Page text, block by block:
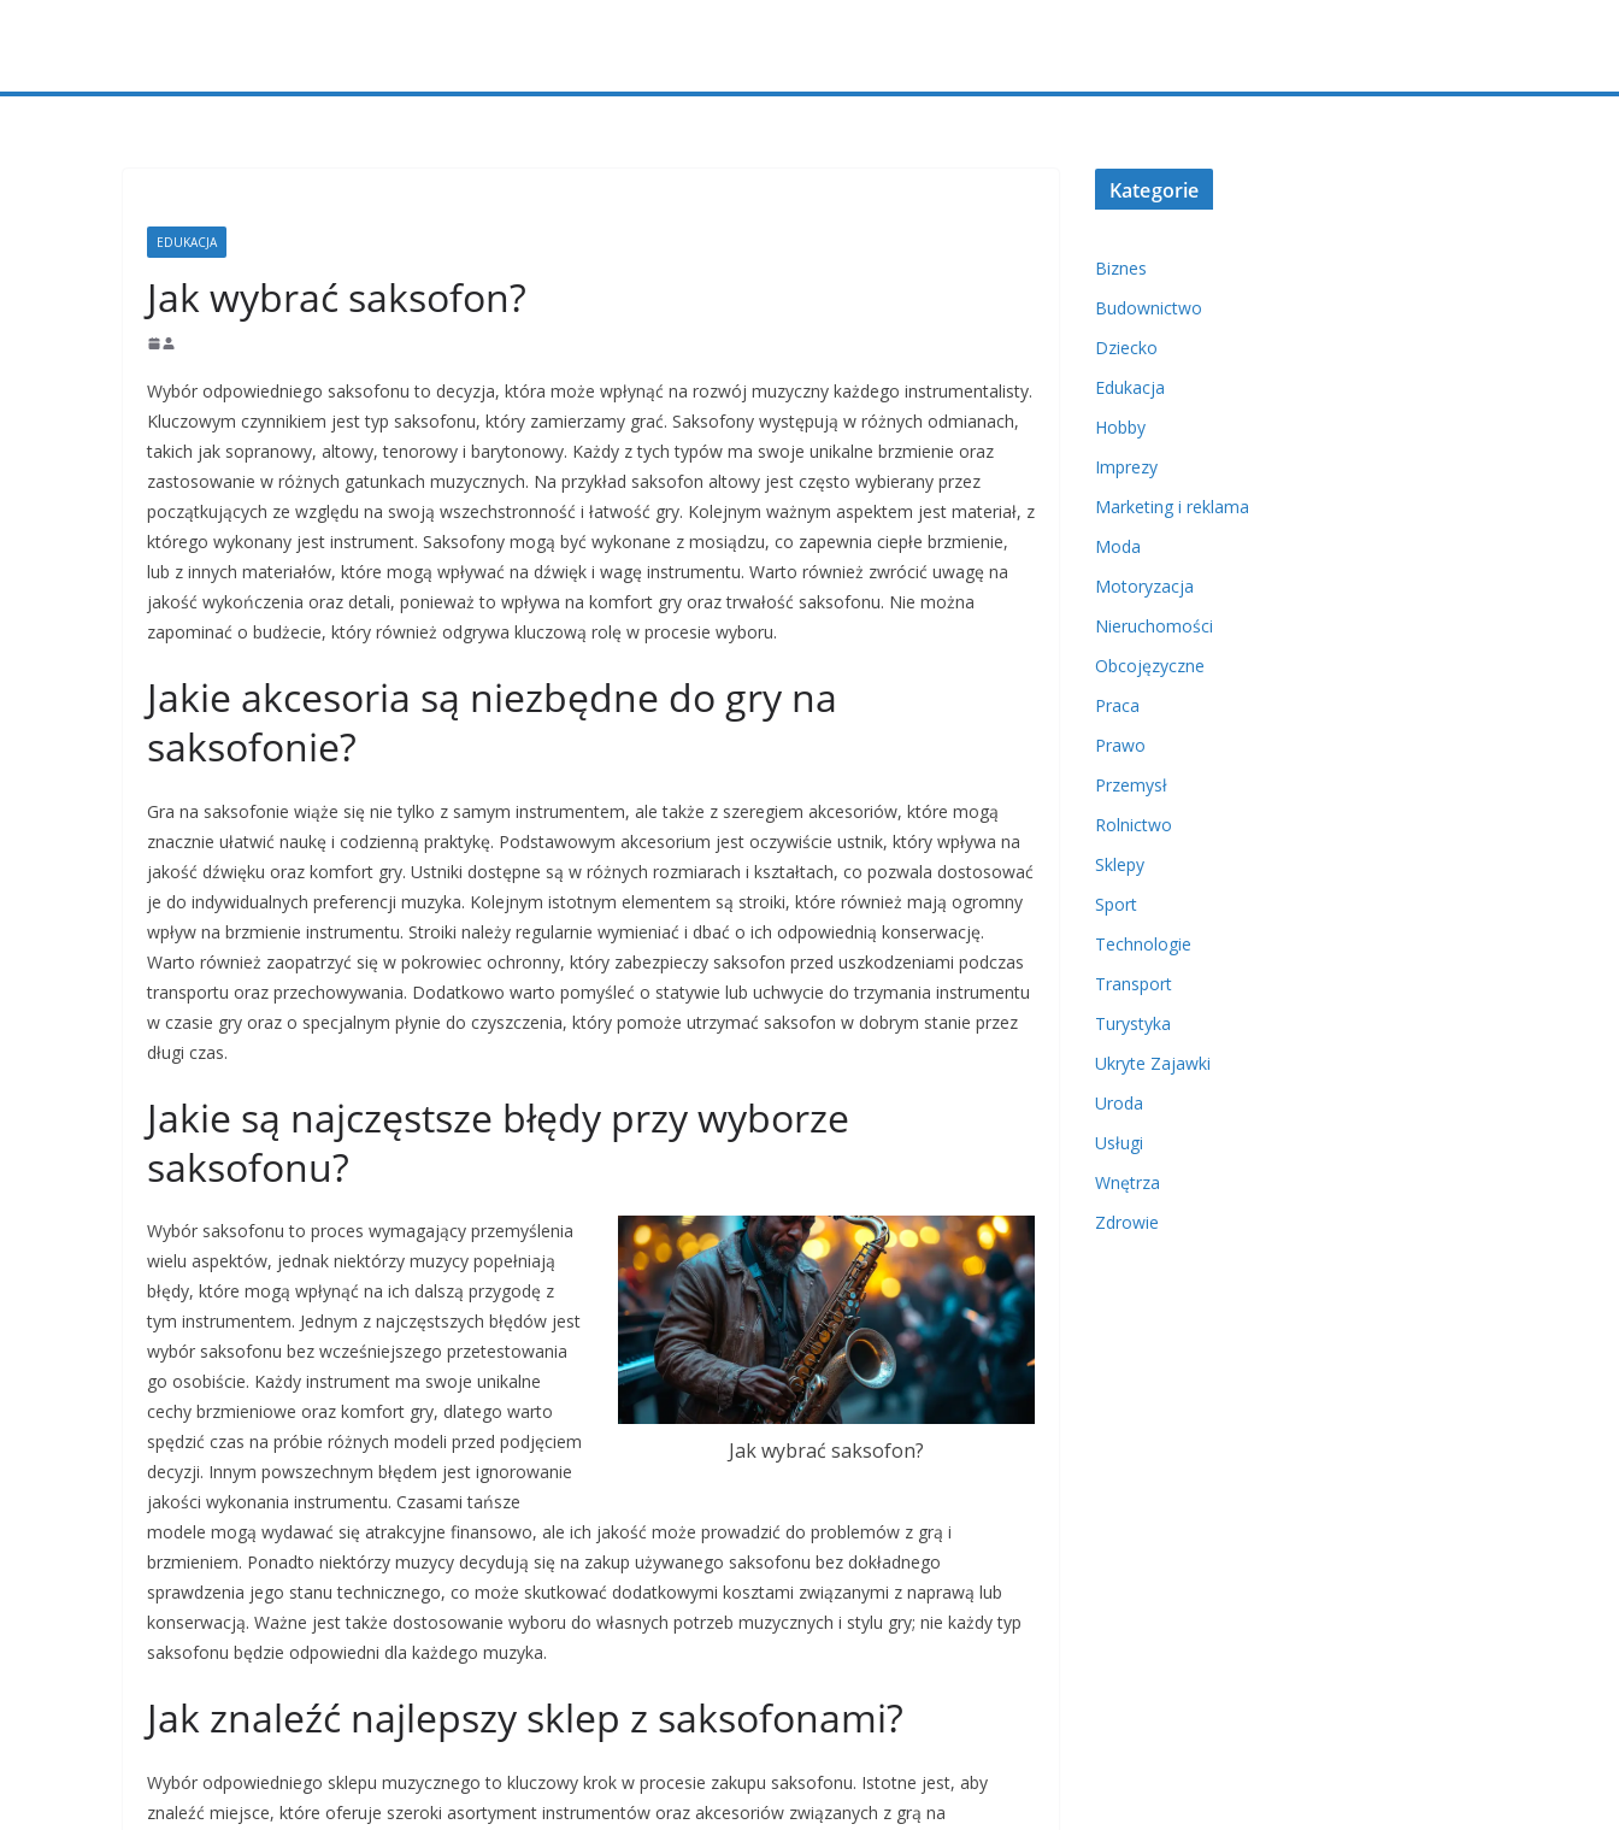
EDUKACJA
Jak wybrać saksofon?
Wybór odpowiedniego saksofonu to decyzja, która może wpłynąć na rozwój muzyczny każdego instrumentalisty.
Kluczowym czynnikiem jest typ saksofonu, który zamierzamy grać. Saksofony występują w różnych odmianach,
takich jak sopranowy, altowy, tenorowy i barytonowy. Każdy z tych typów ma swoje unikalne brzmienie oraz
zastosowanie w różnych gatunkach muzycznych. Na przykład saksofon altowy jest często wybierany przez
początkujących ze względu na swoją wszechstronność i łatwość gry. Kolejnym ważnym aspektem jest materiał, z
którego wykonany jest instrument. Saksofony mogą być wykonane z mosiądzu, co zapewnia ciepłe brzmienie,
lub z innych materiałów, które mogą wpływać na dźwięk i wagę instrumentu. Warto również zwrócić uwagę na
jakość wykończenia oraz detali, ponieważ to wpływa na komfort gry oraz trwałość saksofonu. Nie można
zapominać o budżecie, który również odgrywa kluczową rolę w procesie wyboru.
Jakie akcesoria są niezbędne do gry na
saksofonie?
Gra na saksofonie wiąże się nie tylko z samym instrumentem, ale także z szeregiem akcesoriów, które mogą
znacznie ułatwić naukę i codzienną praktykę. Podstawowym akcesorium jest oczywiście ustnik, który wpływa na
jakość dźwięku oraz komfort gry. Ustniki dostępne są w różnych rozmiarach i kształtach, co pozwala dostosować
je do indywidualnych preferencji muzyka. Kolejnym istotnym elementem są stroiki, które również mają ogromny
wpływ na brzmienie instrumentu. Stroiki należy regularnie wymieniać i dbać o ich odpowiednią konserwację.
Warto również zaopatrzyć się w pokrowiec ochronny, który zabezpieczy saksofon przed uszkodzeniami podczas
transportu oraz przechowywania. Dodatkowo warto pomyśleć o statywie lub uchwycie do trzymania instrumentu
w czasie gry oraz o specjalnym płynie do czyszczenia, który pomoże utrzymać saksofon w dobrym stanie przez
długi czas.
Jakie są najczęstsze błędy przy wyborze
saksofonu?
Jak wybrać saksofon?
Wybór saksofonu to proces wymagający przemyślenia
wielu aspektów, jednak niektórzy muzycy popełniają
błędy, które mogą wpłynąć na ich dalszą przygodę z
tym instrumentem. Jednym z najczęstszych błędów jest
wybór saksofonu bez wcześniejszego przetestowania
go osobiście. Każdy instrument ma swoje unikalne
cechy brzmieniowe oraz komfort gry, dlatego warto
spędzić czas na próbie różnych modeli przed podjęciem
decyzji. Innym powszechnym błędem jest ignorowanie
jakości wykonania instrumentu. Czasami tańsze
modele mogą wydawać się atrakcyjne finansowo, ale ich jakość może prowadzić do problemów z grą i
brzmieniem. Ponadto niektórzy muzycy decydują się na zakup używanego saksofonu bez dokładnego
sprawdzenia jego stanu technicznego, co może skutkować dodatkowymi kosztami związanymi z naprawą lub
konserwacją. Ważne jest także dostosowanie wyboru do własnych potrzeb muzycznych i stylu gry; nie każdy typ
saksofonu będzie odpowiedni dla każdego muzyka.
Jak znaleźć najlepszy sklep z saksofonami?
Wybór odpowiedniego sklepu muzycznego to kluczowy krok w procesie zakupu saksofonu. Istotne jest, aby
znaleźć miejsce, które oferuje szeroki asortyment instrumentów oraz akcesoriów związanych z grą na
Kategorie
Biznes
Budownictwo
Dziecko
Edukacja
Hobby
Imprezy
Marketing i reklama
Moda
Motoryzacja
Nieruchomości
Obcojęzyczne
Praca
Prawo
Przemysł
Rolnictwo
Sklepy
Sport
Technologie
Transport
Turystyka
Ukryte Zajawki
Uroda
Usługi
Wnętrza
Zdrowie